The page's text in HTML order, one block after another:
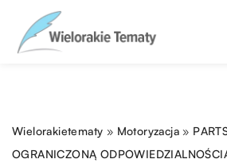
Wielorakietematy » Motoryzacja »
OGRANICZONĄ